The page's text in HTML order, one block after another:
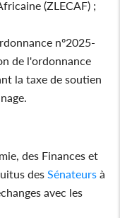
(ZLECAF) ;
nº2025-
de l'ordonnance
la taxe de soutien
des Finances et
des Sénateurs à
avec les